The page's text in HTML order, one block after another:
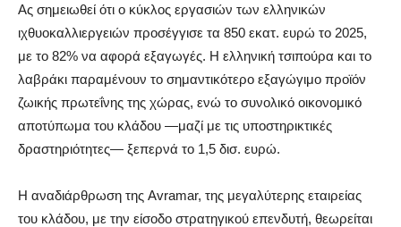
Ας σημειωθεί ότι ο κύκλος εργασιών των ελληνικών
ιχθυοκαλλιεργειών προσέγγισε τα 850 εκατ. ευρώ το 2025,
με το 82% να αφορά εξαγωγές. Η ελληνική τσιπούρα και το
λαβράκι παραμένουν το σημαντικότερο εξαγώγιμο προϊόν
ζωικής πρωτεΐνης της χώρας, ενώ το συνολικό οικονομικό
αποτύπωμα του κλάδου —μαζί με τις υποστηρικτικές
δραστηριότητες— ξεπερνά το 1,5 δισ. ευρώ.
Η αναδιάρθρωση της Avramar, της μεγαλύτερης εταιρείας
του κλάδου, με την είσοδο στρατηγικού επενδυτή, θεωρείται